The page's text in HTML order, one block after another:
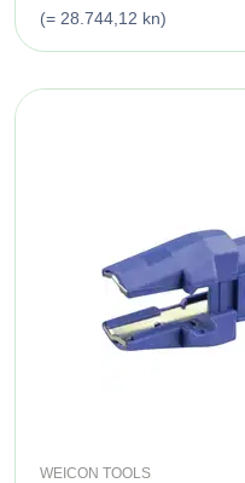
(= 28.744,12 kn)
WEICON TOOLS